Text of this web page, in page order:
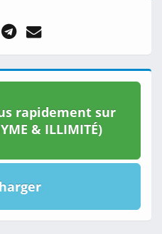
rapidement sur
& ILLIMITÉ)